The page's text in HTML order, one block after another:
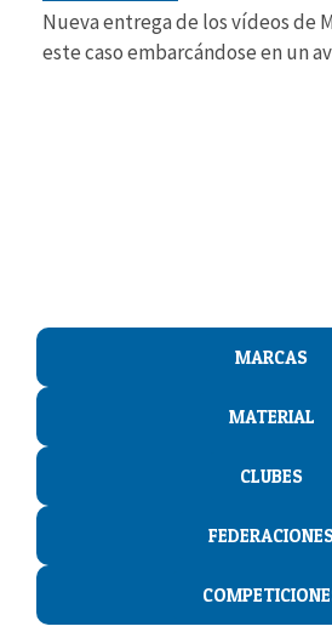
Nueva entrega de los vídeos de
este caso embarcándose en un
MARCAS
MATERIAL
CLUBES